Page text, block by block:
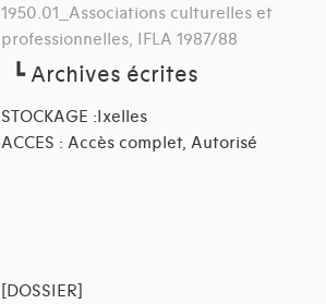
1950.01_Associations culturelles et
professionnelles, IFLA 1987/88
┗Archives écrites
STOCKAGE :Ixelles
ACCES : Accès complet, Autorisé
[DOSSIER]